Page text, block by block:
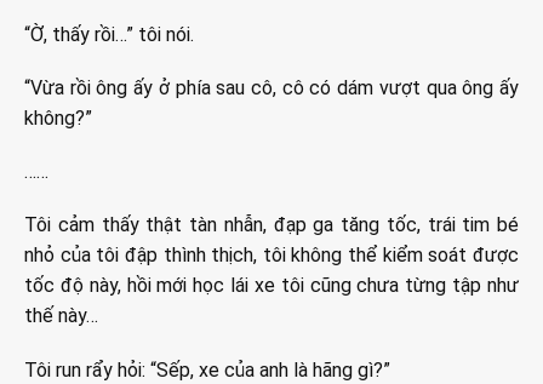
“Ờ, thấy rồi…” tôi nói.
“Vừa rồi ông ấy ở phía sau cô, cô có dám vượt qua ông ấy
không?”
……
Tôi cảm thấy thật tàn nhẫn, đạp ga tăng tốc, trái tim bé
nhỏ của tôi đập thình thịch, tôi không thể kiểm soát được
tốc độ này, hồi mới học lái xe tôi cũng chưa từng tập như
thế này…
Tôi run rẩy hỏi: “Sếp, xe của anh là hãng gì?”